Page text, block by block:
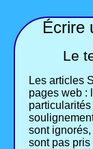
Écrire
Le
Les articles
pages web :
sont
sont pas pris